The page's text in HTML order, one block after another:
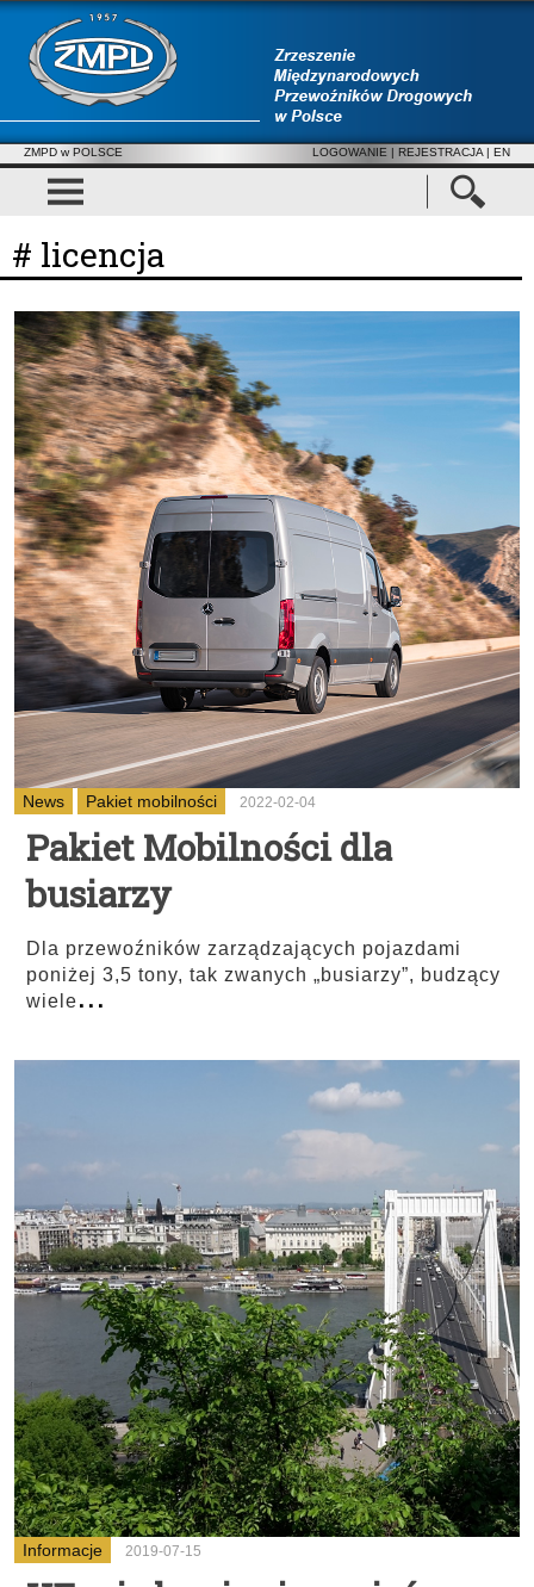
ZMPD w POLSCE LOGOWANIE | REJESTRACJA | EN
# licencja
News Pakiet mobilności 2022-02-04
Pakiet Mobilności dla
busiarzy
Dla przewoźników zarządzających pojazdami
poniżej 3,5 tony, tak zwanych „busiarzy”, budzący
wiele...
Informacje 2019-07-15